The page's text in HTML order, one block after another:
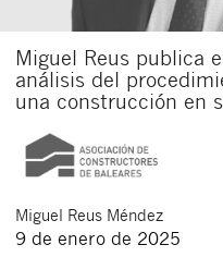
Miguel Reus publica
análisis del
una construcción en
Miguel Reus Méndez
9 de enero de 2025